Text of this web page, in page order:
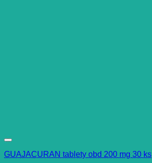
GUAJACURAN tablety obd 200 mg 30 ks